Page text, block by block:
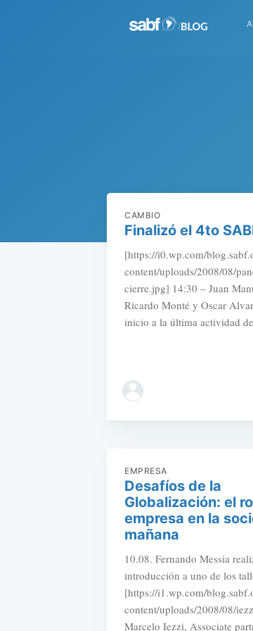
CAMBIO
Finalizó el 4to
[https://i0.wp.com/
content/uploads/2008/08/
cierre.jpg] 14:30 – Juan
Ricardo Monté y Oscar
inicio a la última actividad
EMPRESA
Desafíos de la
Globalización: el
empresa en la
mañana
10.08. Fernando Messia
introducción a uno de los
[https://i1.wp.com/
content/uploads/2008/08/
Marcelo Iezzi, Associate